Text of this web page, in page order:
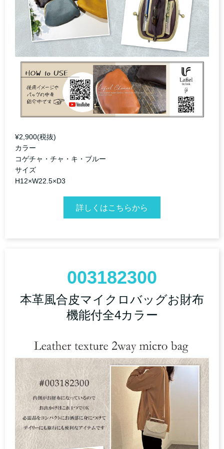
¥2,900(税抜)
カラー
コゲチャ・チャ・キ・ブルー
サイズ
H12×W22.5×D3
詳しくはこちらから
003182300
本革風合皮マイクロバッグお財布
機能付全4カラー